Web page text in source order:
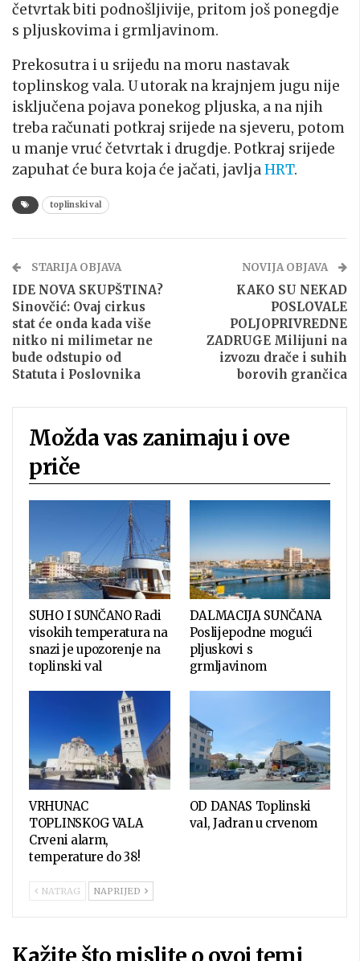
četvrtak biti podnošljivije, pritom još ponegdje
s pljuskovima i grmljavinom.
Prekosutra i u srijedu na moru nastavak
toplinskog vala. U utorak na krajnjem jugu nije
isključena pojava ponekog pljuska, a na njih
treba računati potkraj srijede na sjeveru, potom
u manje vruć četvrtak i drugdje. Potkraj srijede
zapuhat će bura koja će jačati, javljaHRT.
toplinski val
STARIJA OBJAVA
IDE NOVA SKUPŠTINA?
Sinovčić: Ovaj cirkus
stat će onda kada više
nitko ni milimetar ne
bude odstupio od
Statuta i Poslovnika
NOVIJA OBJAVA
KAKO SU NEKAD
POSLOVALE
POLJOPRIVREDNE
ZADRUGE Milijuni na
izvozu drače i suhih
borovih grančica
Možda vas zanimaju i ove
priče
SUHO I SUNČANO Radi
visokih temperatura na
snazi je upozorenje na
toplinski val
DALMACIJA SUNČANA
Poslijepodne mogući
pljuskovi s
grmljavinom
VRHUNAC
TOPLINSKOG VALA
Crveni alarm,
temperature do 38!
OD DANAS Toplinski
val, Jadran u crvenom
NATRAG NAPRIJED
Kažite što mislite o ovoj temi